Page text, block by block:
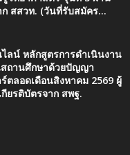
สสวท. (วันที่รับสมัคร...
ลน์ หลักสูตรการดำเนินงาน
ถานศึกษาด้วยปัญญา
ตลอดเดือนสิงหาคม 2569 ผู้
ยรติบัตรจาก สพฐ.